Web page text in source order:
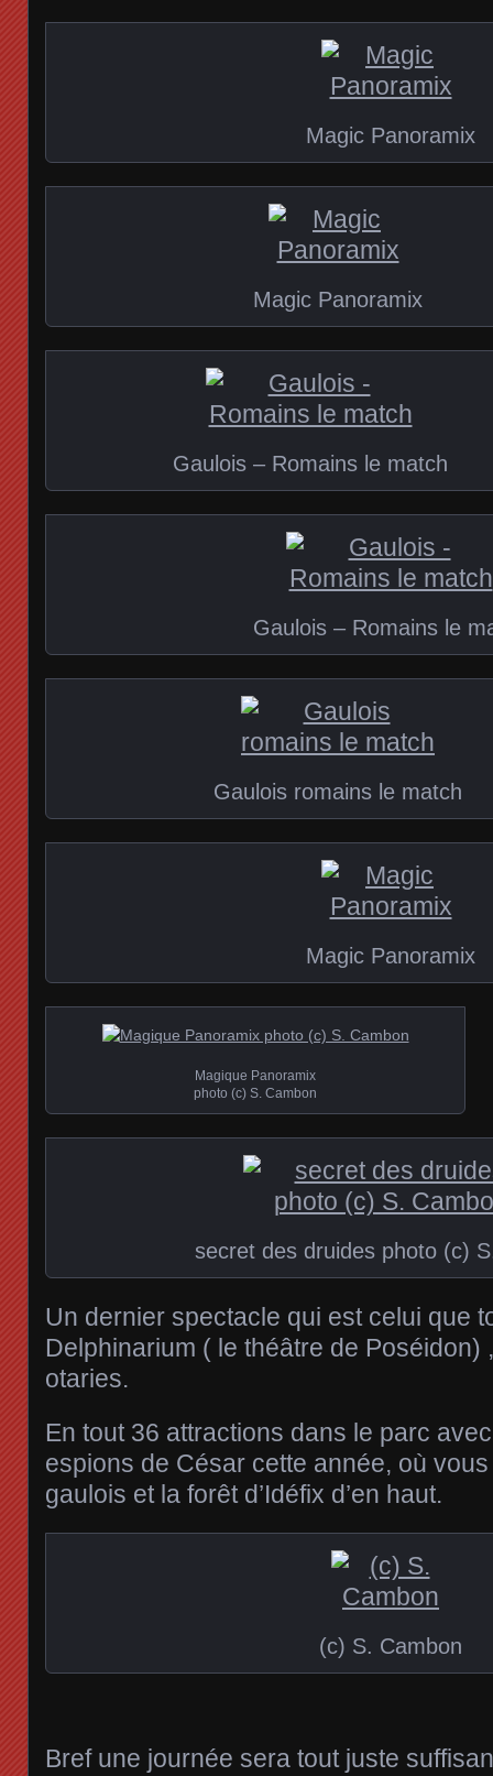
Magic Panoramix
Magic Panoramix
Gaulois – Romains le match
Gaulois – Romains le
Gaulois romains le match
Magic Panoramix
Magique Panoramix
photo (c) S. Cambon
secret des druides photo (c)
Un dernier spectacle qui est celui que
Delphinarium ( le théâtre de
otaries.
En tout 36 attractions dans le parc
espions de César cette année, où
gaulois et la forêt d’Idéfix d’en haut.
(c) S. Cambon
Bref une journée sera tout juste